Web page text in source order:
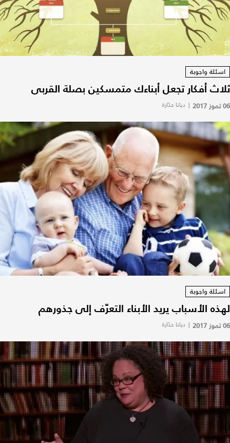
اسئلة واجوبة
ثلاث أفكار تجعل أبناءك متمسكين بصلة القربى
06 تموز 2017 | ديانا حدّارة
اسئلة واجوبة
لهذه الأسباب يريد الأبناء التعرّف إلى جذورهم
06 تموز 2017 | ديانا حدّارة